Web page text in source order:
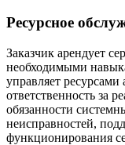
Ресурсное
Заказчик арендует
необходимыми
управляет ресурсами
ответственность за
обязанности
неисправностей,
функционирования